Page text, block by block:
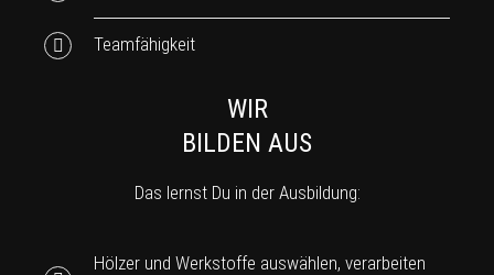
Teamfähigkeit
WIR
BILDEN AUS
Das lernst Du in der Ausbildung:
Hölzer und Werkstoffe auswählen, verarbeiten